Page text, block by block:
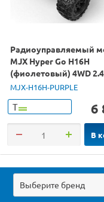
Радиоуправляемый
MJX Hyper Go H16H
(фиолетовый) 4WD
GPS 1/16 RTR
MJX-H16H-PURPLE
Т 6
В
Выберите бренд